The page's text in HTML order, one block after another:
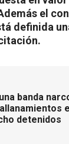
el
definida
banda
detenidos